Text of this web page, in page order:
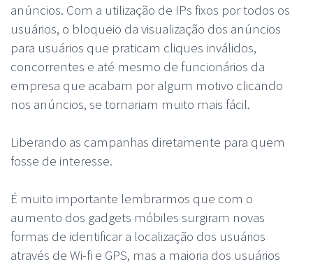
anúncios. Com a utilização de IPs fixos por todos os
usuários, o bloqueio da visualização dos anúncios
para usuários que praticam cliques inválidos,
concorrentes e até mesmo de funcionários da
empresa que acabam por algum motivo clicando
nos anúncios, se tornariam muito mais fácil.
Liberando as campanhas diretamente para quem
fosse de interesse.
É muito importante lembrarmos que com o
aumento dos gadgets móbiles surgiram novas
formas de identificar a localização dos usuários
através de Wi-fi e GPS, mas a maioria dos usuários